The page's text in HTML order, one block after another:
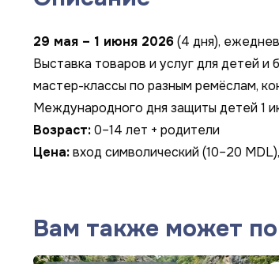
29 мая – 1 июня 2026(4 дня),
Выставка товаров и услуг для детей
мастер-классы по разным ремёслам,
Международного дня защиты детей 1
Возраст:0–14 лет + родители
Цена:вход символический (10–20
Вам также может